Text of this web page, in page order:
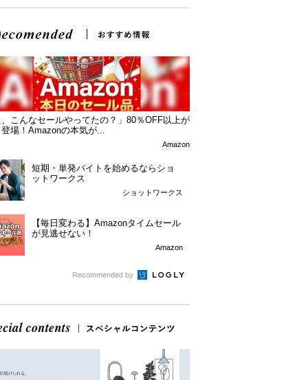
こんなセールやってたの？」80％OFF以上が
場！Amazonの本気が...
Amazon
短期・単発バイトを始めるならショ
ットワークス
ショットワークス
【毎日変わる】Amazonタイムセール
が見逃せない！
Amazon
Recommended by